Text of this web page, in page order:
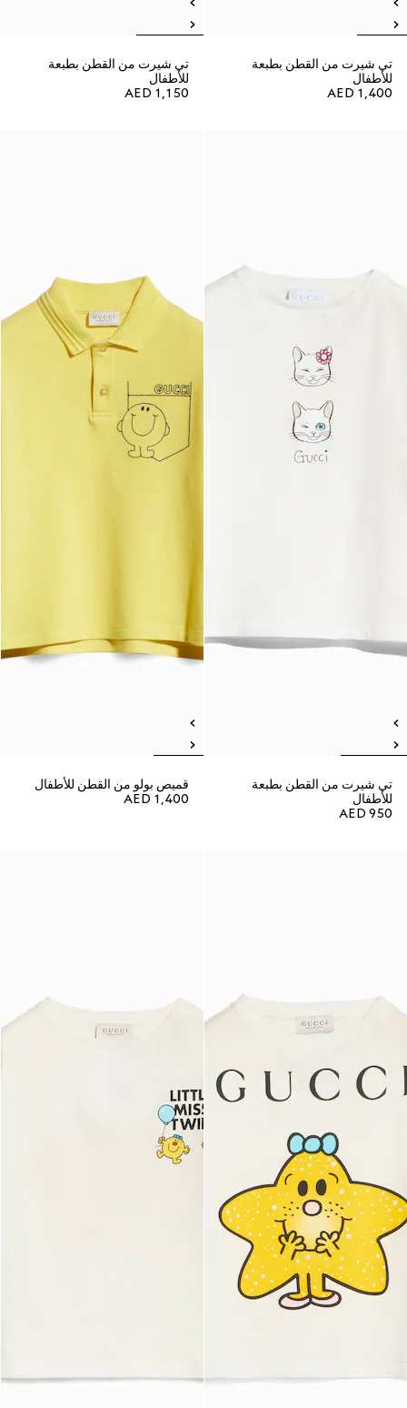
تي شيرت من القطن بطبعة
للأطفال
AED 1,400
تي شيرت من القطن بطبعة
للأطفال
AED 1,150
تي شيرت من القطن بطبعة
للأطفال
AED 950
قميص بولو من القطن للأطفال
AED 1,400